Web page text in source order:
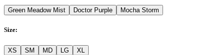
Green Meadow Mist Doctor Purple Mocha Storm
Size:
XS SM MD LG XL